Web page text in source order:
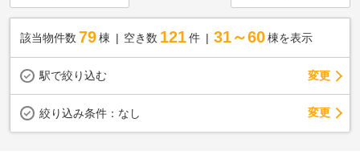
該当物件数 79棟 空き数 121 件 31～60 棟を表示
駅で絞り込む 変更
絞り込み条件： なし 変更